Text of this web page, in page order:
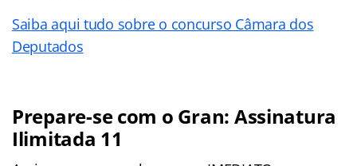
Saiba aqui tudo sobre o concurso Câmara dos
Deputados
Prepare-se com o Gran: Assinatura
Ilimitada 11